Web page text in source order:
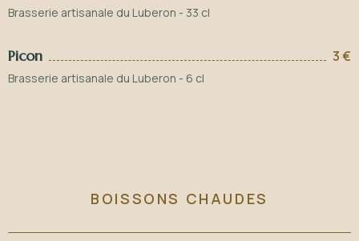
Brasserie artisanale du Luberon - 33 cl
Picon 3 €
Brasserie artisanale du Luberon - 6 cl
BOISSONS CHAUDES